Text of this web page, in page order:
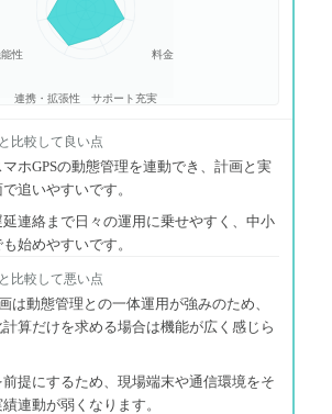
料金
サポート充実
連携・拡張性
性
と比較して良い点
ホGPSの動態管理を連動でき、計画と実
追いやすいです。
連絡まで日々の運用に乗せやすく、中小
始めやすいです。
と比較して悪い点
は動態管理との一体運用が強みのため、
算だけを求める場合は機能が広く感じら
提にするため、現場端末や通信環境をそ
連動が弱くなります。